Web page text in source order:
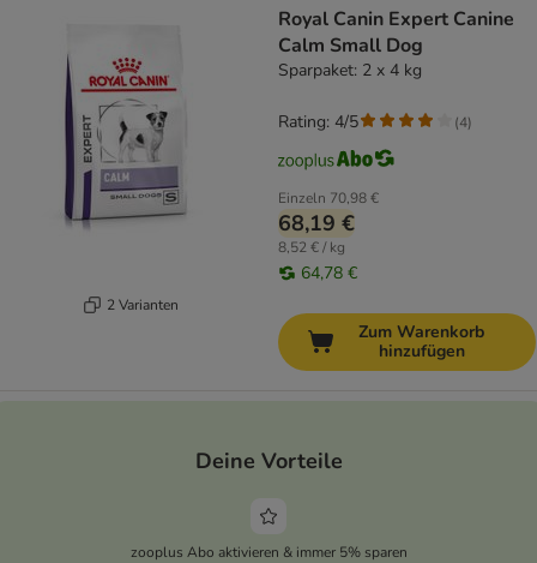
2 Varianten
Royal Canin Expert Canine
Calm Small Dog
Sparpaket: 2 x 4 kg
Einzeln 70,98 €
68,19 €
8,52 € / kg
64,78 €
Rating: 4/5 (4)
Zum Warenkorb
hinzufügen
Deine Vorteile
zooplus Abo aktivieren & immer 5% sparen